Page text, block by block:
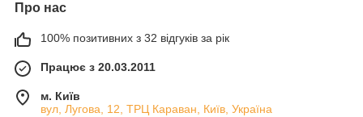
Про нас
100% позитивних з 32 відгуків за рік
Працює з 20.03.2011
м. Київ
вул, Лугова, 12, ТРЦ Караван, Київ, Україна